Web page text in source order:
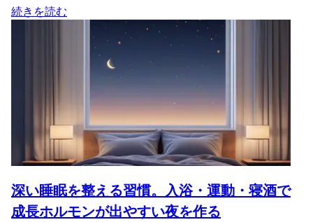
続きを読む
深い睡眠を整える習慣。入浴・運動・寝酒で
成長ホルモンが出やすい夜を作る